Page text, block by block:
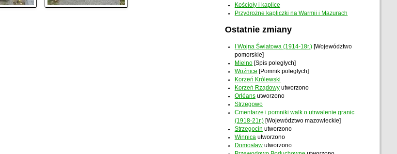
Kościoły i kaplice
Przydrożne kapliczki na Warmii i Mazurach
Ostatnie zmiany
I Wojna Światowa (1914-18r.) [Województwo
pomorskie]
Mielno [Spis poległych]
Woźnice [Pomnik poległych]
Korzeń Królewski
Korzeń Rządowy utworzono
Orléans utworzono
Strzegowo
Cmentarze i pomniki walk o utrwalenie granic
(1918-21r.) [Województwo mazowieckie]
Strzegocin utworzono
Winnica utworzono
Domosław utworzono